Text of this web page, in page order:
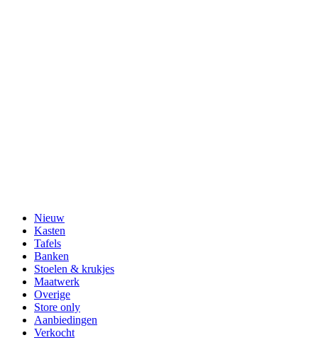
Nieuw
Kasten
Tafels
Banken
Stoelen & krukjes
Maatwerk
Overige
Store only
Aanbiedingen
Verkocht